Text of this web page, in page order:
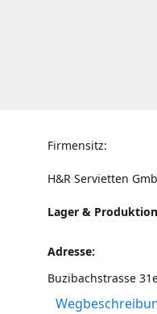
Firmensitz:
H&R Servietten
Lager &
Adresse:
Buzibachstrasse